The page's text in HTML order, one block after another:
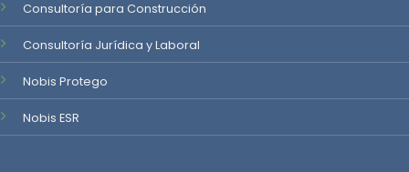
Consultoría para Construcción
Consultoría Jurídica y Laboral
Nobis Protego
Nobis ESR